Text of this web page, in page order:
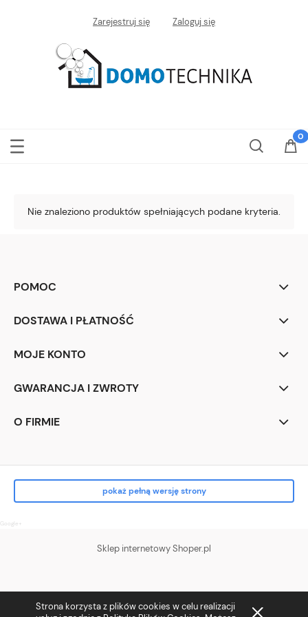
Strona korzysta z plików cookies w celu realizacji
Zarejestruj się Zaloguj się
Nie znaleziono produktów spełniających podane kryteria.
POMOC
DOSTAWA I PŁATNOŚĆ
MOJE KONTO
GWARANCJA I ZWROTY
O FIRMIE
pokaż pełną wersję strony
Google+
Sklep internetowy Shoper.pl